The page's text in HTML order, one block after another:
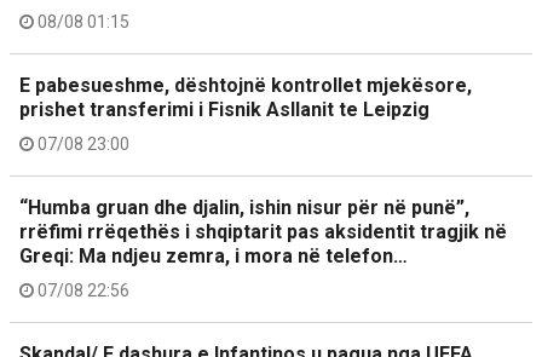
08/08 01:15
E pabesueshme, dështojnë kontrollet mjekësore,
prishet transferimi i Fisnik Asllanit te Leipzig
07/08 23:00
“Humba gruan dhe djalin, ishin nisur për në punë”,
rrëfimi rrëqethës i shqiptarit pas aksidentit tragjik në
Greqi: Ma ndjeu zemra, i mora në telefon…
07/08 22:56